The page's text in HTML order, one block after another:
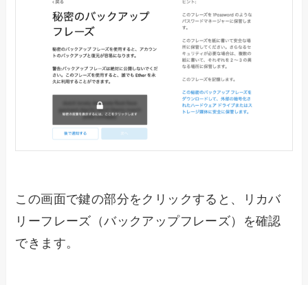
この画面で鍵の部分をクリックすると、リカバ
リーフレーズ（バックアップフレーズ）を確認
できます。